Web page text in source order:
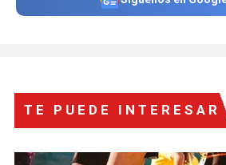
TE PUEDE INTERESAR